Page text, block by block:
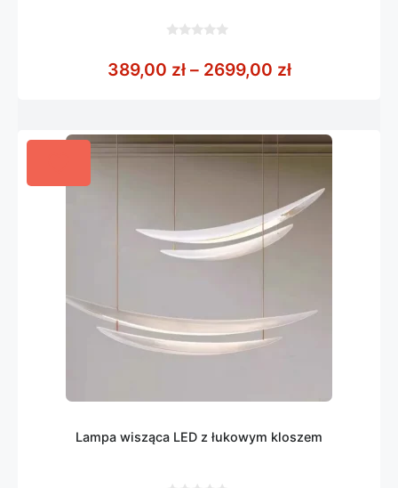
5
389,00 zł – 2699,00 złZakres cen:
Lampa wisząca LED z łukowym kloszem